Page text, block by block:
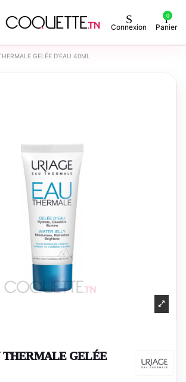
Connexion
0
Panier
GELÉE D’EAU 40ML
THERMALE GELÉE